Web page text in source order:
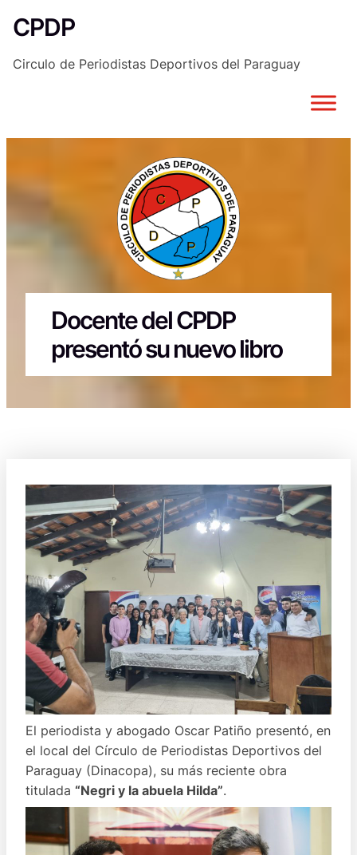
Saltar
al
contenido
CPDP
Circulo de Periodistas Deportivos del Paraguay
Docente del CPDP
presentó su nuevo libro
El periodista y abogado Oscar Patiño presentó, en
el local del Círculo de Periodistas Deportivos del
Paraguay (Dinacopa), su más reciente obra
titulada “Negri y la abuela Hilda”.